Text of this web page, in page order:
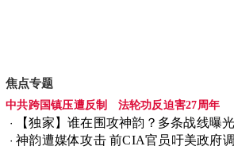
焦点专题
中共跨国镇压遭反制 法轮功反迫害27周年
【独家】谁在围攻神韵？多条战线曝光
神韵遭媒体攻击 前CIA官员吁美政府